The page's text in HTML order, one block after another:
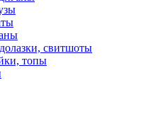
свитшоты
топы